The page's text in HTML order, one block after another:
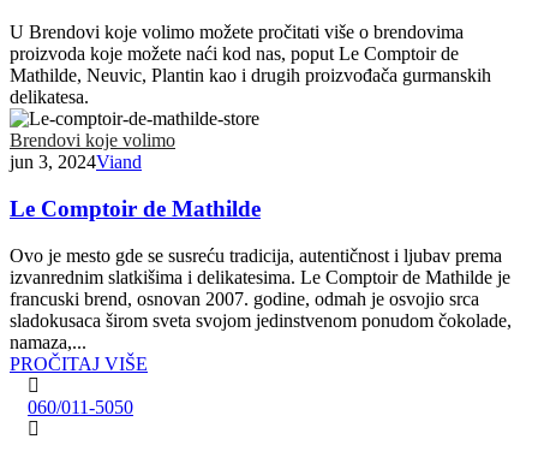
U Brendovi koje volimo možete pročitati više o brendovima
proizvoda koje možete naći kod nas, poput Le Comptoir de
Mathilde, Neuvic, Plantin kao i drugih proizvođača gurmanskih
delikatesa.
Brendovi koje volimo
jun 3, 2024Viand
Le Comptoir de Mathilde
Ovo je mesto gde se susreću tradicija, autentičnost i ljubav prema
izvanrednim slatkišima i delikatesima. Le Comptoir de Mathilde je
francuski brend, osnovan 2007. godine, odmah je osvojio srca
sladokusaca širom sveta svojom jedinstvenom ponudom čokolade,
namaza,...
PROČITAJ VIŠE
060/011-5050